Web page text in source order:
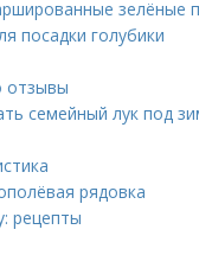
зелёные
голубики
отзывы
семейный лук под
рядовка
рецепты